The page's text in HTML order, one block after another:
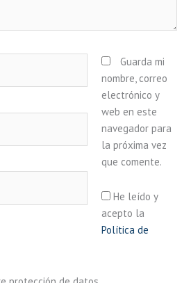
Guarda mi
nombre, correo
electrónico y
web en este
navegador para
la próxima vez
que comente.
He leído y
acepto la
Política de